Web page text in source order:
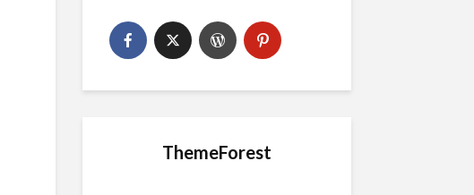
ThemeForest